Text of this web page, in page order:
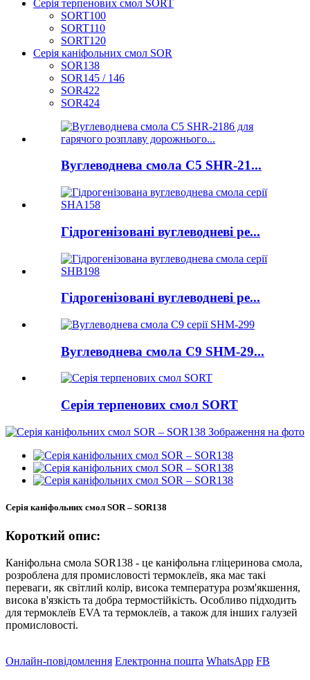
Серія терпенових смол SORT
SORT100
SORT110
SORT120
Серія каніфольних смол SOR
SOR138
SOR145 / 146
SOR422
SOR424
Вуглеводнева смола C5 SHR-21...
Гідрогенізовані вуглеводневі ре...
Гідрогенізовані вуглеводневі ре...
Вуглеводнева смола C9 SHM-29...
Серія терпенових смол SORT
Серія каніфольних смол SOR – SOR138
Короткий опис:
Каніфольна смола SOR138 - це каніфольна гліцеринова смола,
розроблена для промисловості термоклеїв, яка має такі
переваги, як світлий колір, висока температура розм'якшення,
висока в'язкість та добра термостійкість. Особливо підходить
для термоклеїв EVA та термоклеїв, а також для інших галузей
промисловості.
Онлайн-повідомлення Електронна пошта WhatsApp FB